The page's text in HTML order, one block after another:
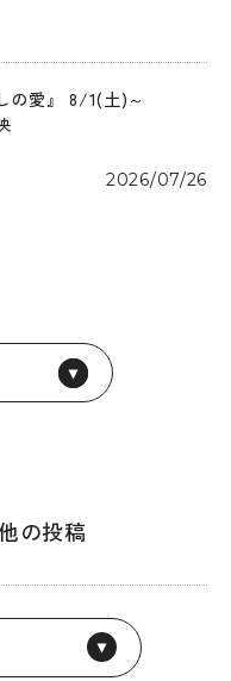
の愛』 8/1(土)～
2026/07/26
の投稿